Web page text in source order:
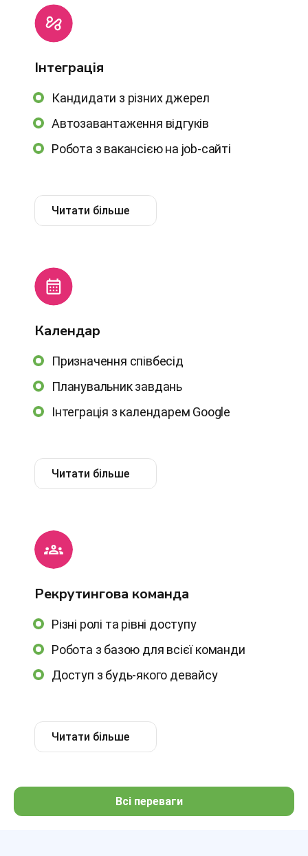
Інтеграція
Кандидати з різних джерел
Автозавантаження відгуків
Робота з вакансією на job-сайті
Читати більше
Календар
Призначення співбесід
Планувальник завдань
Інтеграція з календарем Google
Читати більше
Рекрутингова команда
Різні ролі та рівні доступу
Робота з базою для всієї команди
Доступ з будь-якого девайсу
Читати більше
Всі переваги